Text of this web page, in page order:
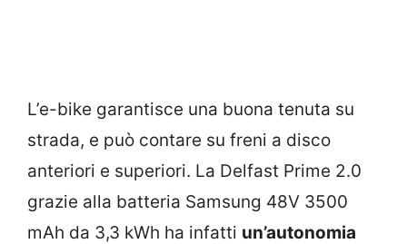
L’e-bike garantisce una buona tenuta su
strada, e può contare su freni a disco
anteriori e superiori. La Delfast Prime 2.0
grazie alla batteria Samsung 48V 3500
mAh da 3,3 kWh ha infatti un’autonomia